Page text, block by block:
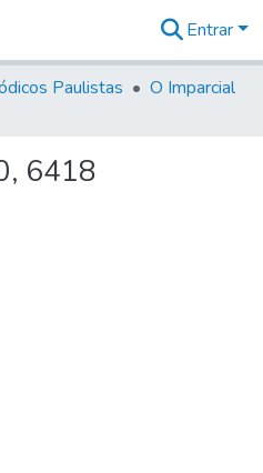
na
Entrar
Paulistas
O Imparcial
6418